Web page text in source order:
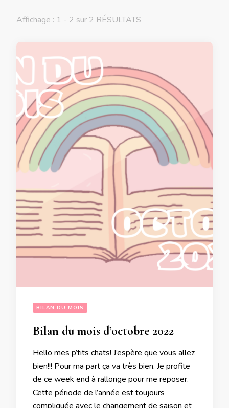
Affichage : 1 - 2 sur 2 RÉSULTATS
BILAN DU MOIS
Bilan du mois d’octobre 2022
Hello mes p’tits chats! J’espère que vous allez
bien!!! Pour ma part ça va très bien. Je profite
de ce week end à rallonge pour me reposer.
Cette période de l’année est toujours
compliquée avec le changement de saison et